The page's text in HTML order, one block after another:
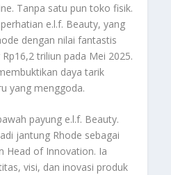
Tanpa satu pun toko fisik.
e.l.f. Beauty, yang
dengan nilai fantastis
triliun pada Mei 2025.
daya tarik
yang menggoda.
payung e.l.f. Beauty.
jantung Rhode sebagai
Head of Innovation. Ia
visi, dan inovasi produk